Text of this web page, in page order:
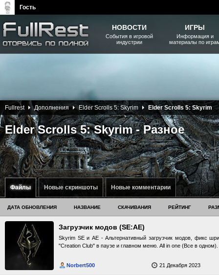
Файлы Новые скриншоты Новые комментарии
Elder Scrolls 5: Skyrim - Разное
Fullrest Дополнения Elder Scrolls 5: Skyrim Elder Scrolls 5: Skyrim
ДАТА ОБНОВЛЕНИЯ НАЗВАНИЕ СКАЧИВАНИЯ РЕЙТИНГ
Загрузчик модов (SE:AE)
Skyrim SE и AE - Альтернативный загрузчик модов, фикс
"Creation Club" в паузе и главном меню. All in one (Все в одном).
Norbert500 21 Декабря 2023
НОВОСТИ
События в игровой
индустрии
ИГРЫ
Информация и
материалы по
Гость